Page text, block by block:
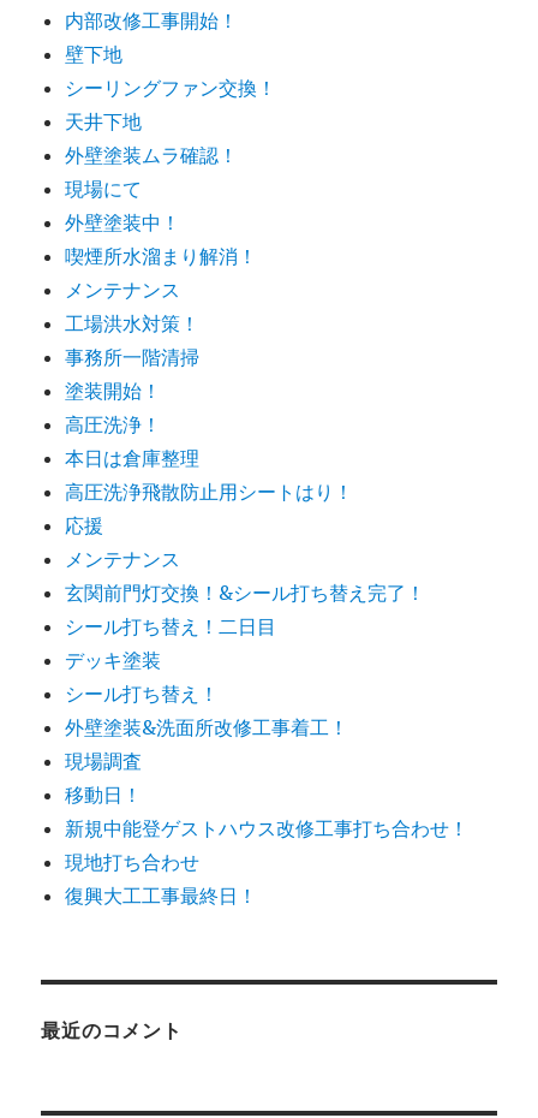
内部改修工事開始！
壁下地
シーリングファン交換！
天井下地
外壁塗装ムラ確認！
現場にて
外壁塗装中！
喫煙所水溜まり解消！
メンテナンス
工場洪水対策！
事務所一階清掃
塗装開始！
高圧洗浄！
本日は倉庫整理
高圧洗浄飛散防止用シートはり！
応援
メンテナンス
玄関前門灯交換！&シール打ち替え完了！
シール打ち替え！二日目
デッキ塗装
シール打ち替え！
外壁塗装&洗面所改修工事着工！
現場調査
移動日！
新規中能登ゲストハウス改修工事打ち合わせ！
現地打ち合わせ
復興大工工事最終日！
最近のコメント